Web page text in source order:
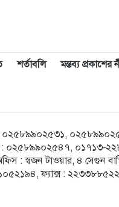
শর্তাবলি মন্তব্য প্রকাশের
: ০২৫৮৯৯০২৫৪৭, ০১৭১৩-
: স্বজন টাওয়ার, ৪ সেগুন
ফ্যাক্স :